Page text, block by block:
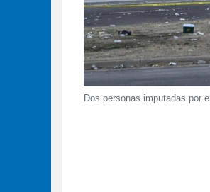
Dos personas imputadas por